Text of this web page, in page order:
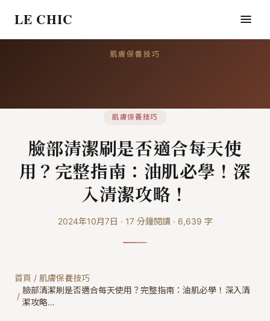
LE CHIC
肌膚保養技巧
肌膚保養技巧
臉部清潔刷是否適合每天使
用？完整指南：油肌必學！深
入清潔攻略！
2024年10月7日 · 17分鐘閱讀· 6,639 字
首頁 / 肌膚保養技巧
/
臉部清潔刷是否適合每天使用？完整指南：油肌必學！深入清
潔攻略…